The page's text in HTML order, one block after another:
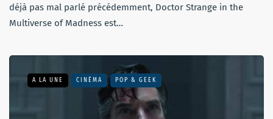
déjà pas mal parlé précédemment, Doctor Strange in the
Multiverse of Madness est…
A LA UNE CINÉMA POP & GEEK